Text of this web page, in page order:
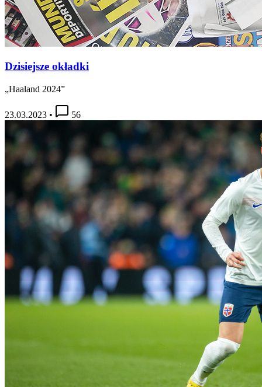
Dzisiejsze okładki
„Haaland 2024”
23.03.2023 • 56